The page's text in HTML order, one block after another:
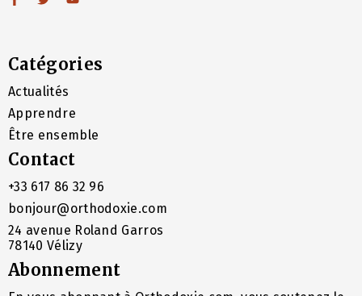
Catégories
Actualités
Apprendre
Être ensemble
Contact
+33 617 86 32 96
bonjour@orthodoxie.com
24 avenue Roland Garros
78140 Vélizy
Abonnement